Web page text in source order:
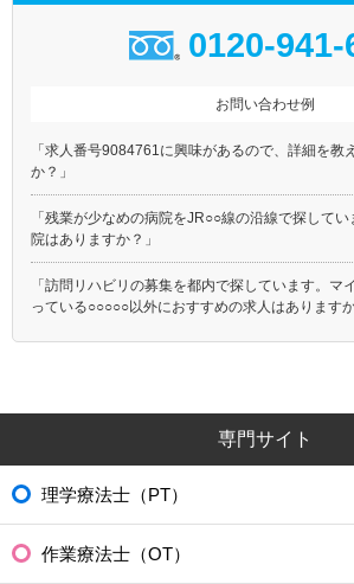
0120-941-
お問い合わせ例
「求人番号9084761に興味があるので、詳細を教
か？」
「残業が少なめの病院をJR○○線の沿線で探して
院はありますか？」
「訪問リハビリの募集を都内で探しています。マ
っている○○○○○以外におすすめの求人はありますか
専門サイト
理学療法士（PT）
作業療法士（OT）